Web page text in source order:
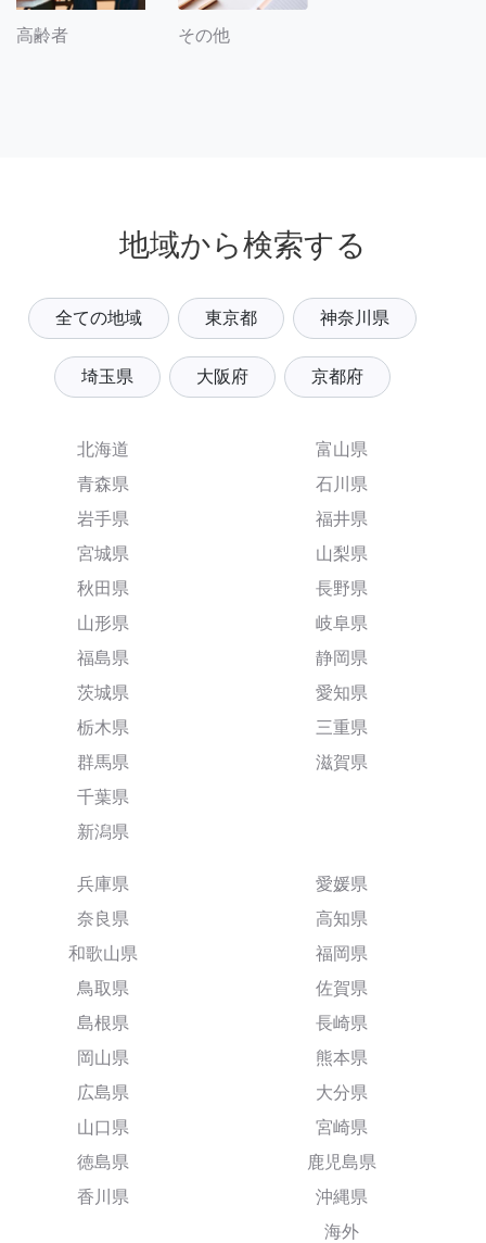
高齢者 その他
地域から検索する
全ての地域 東京都 神奈川県
埼玉県 大阪府 京都府
北海道
青森県
岩手県
宮城県
秋田県
山形県
福島県
茨城県
栃木県
群馬県
千葉県
新潟県
富山県
石川県
福井県
山梨県
長野県
岐阜県
静岡県
愛知県
三重県
滋賀県
兵庫県
奈良県
和歌山県
鳥取県
島根県
岡山県
広島県
山口県
徳島県
香川県
愛媛県
高知県
福岡県
佐賀県
長崎県
熊本県
大分県
宮崎県
鹿児島県
沖縄県
海外